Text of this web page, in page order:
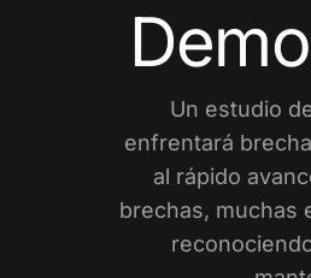
Un estudio
enfrentará
al rápido
brechas, muchas